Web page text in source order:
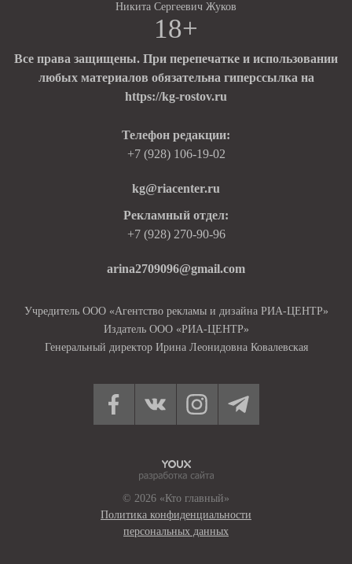
Никита Сергеевич Жуков
18+
Все права защищены. При перепечатке и использовании
любых материалов обязательна гиперссылка на
https://kg-rostov.ru
Телефон редакции:
+7 (928) 106-19-02
kg@riacenter.ru
Рекламный отдел:
+7 (928) 270-90-96
arina2709096@gmail.com
Учредитель ООО «Агентство рекламы и дизайна РИА-ЦЕНТР»
Издатель ООО «РИА-ЦЕНТР»
Генеральный директор Ирина Леонидовна Ковалевская
© 2026 «Кто главный»
Политика конфиденциальности
персональных данных